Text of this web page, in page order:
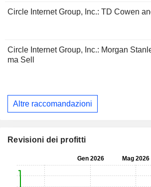
Circle Internet Group, Inc.: TD Cowen
Circle Internet Group, Inc.: Morgan
ma Sell
Altre raccomandazioni
Revisioni dei profitti